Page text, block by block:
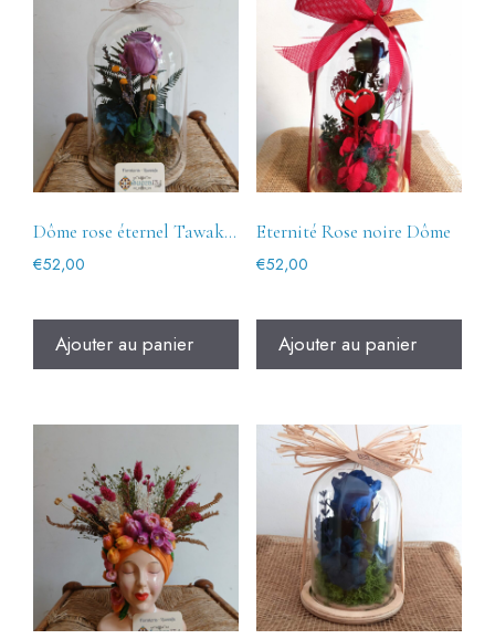
Dôme rose éternel Tawakkul violet
€52,00
Ajouter au panier
Eternité Rose noire Dôme
€52,00
Ajouter au panier